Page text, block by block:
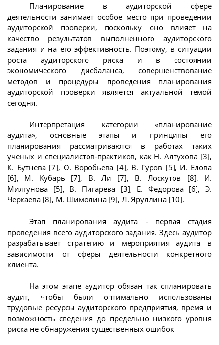
Планирование в аудиторской сфере
деятельности занимает особое место при проведении
аудиторской проверки, поскольку оно влияет на
качество результатов выполненного аудиторского
задания и на его эффективность. Поэтому, в ситуации
роста аудиторского риска и в состоянии
экономического дисбаланса, совершенствование
методов и процедуры проведения планирования
аудиторской проверки является актуальной темой
сегодня.
Интерпретация категории «планирование
аудита», основные этапы и принципы его
планирования рассматриваются в работах таких
ученых и специалистов-практиков, как Н. Алтухова [3],
К. Бутнева [7], О. Воробьева [4], В. Гуров [5], И. Елова
[6], М. Кубарь [7], В. Ли [7], В. Лоскутов [8], И.
Милгунова [5], В. Пигарева [3], Е. Федорова [6], Э.
Черкаева [8], М. Шимолина [9], Л. Яруллина [10].
Этап планирования аудита - первая стадия
проведения всего аудиторского задания. Здесь аудитор
разрабатывает стратегию и мероприятия аудита в
зависимости от сферы деятельности конкретного
клиента.
На этом этапе аудитор обязан так спланировать
аудит, чтобы были оптимально использованы
трудовые ресурсы аудиторского предприятия, время и
возможность сведения до предельно низкого уровня
риска не обнаружения существенных ошибок.